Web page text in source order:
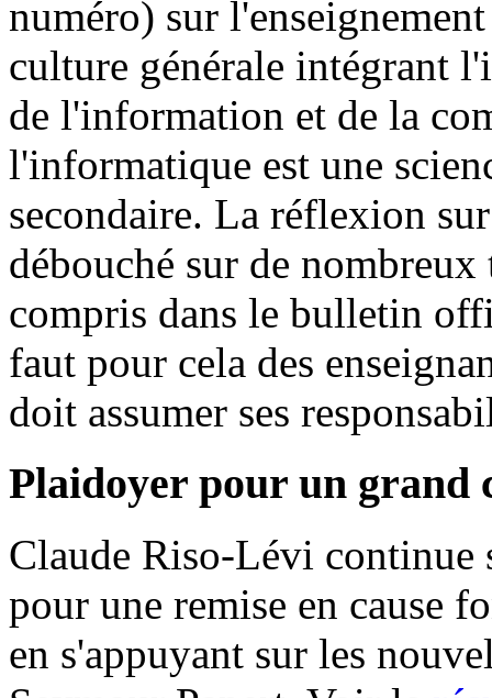
numéro) sur
culture générale intégrant
de l'information et de la
l'informatique est une
secondaire. La réflexion
débouché sur de
compris dans le bulletin
faut pour cela des
doit assumer ses
Plaidoyer pour un grand
Claude Riso-Lévi continue
pour une remise en cause
en s'appuyant sur les